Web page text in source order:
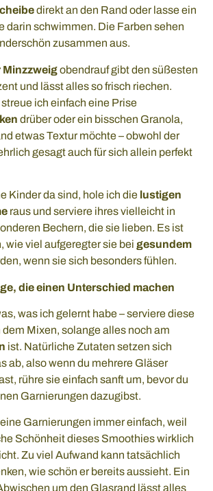
direkt an den Rand oder lasse ein
darin schwimmen. Die Farben sehen
zusammen aus.
Minzzweigobendrauf gibt den süßesten
und lässt alles so frisch riechen.
ich einfach eine Prise
drüber oder ein bisschen Granola,
etwas Textur möchte – obwohl der
gesagt auch für sich allein perfekt
Kinder da sind, hole ich die lustigen
raus und serviere ihres vielleicht in
Bechern, die sie lieben. Es ist
wie viel aufgeregter sie bei gesundem
wenn sie sich besonders fühlen.
die einen Unterschied machen
was ich gelernt habe – serviere diese
dem Mixen, solange alles noch am
ist. Natürliche Zutaten setzen sich
ab, also wenn du mehrere Gläser
rühre sie einfach sanft um, bevor du
Garnierungen dazugibst.
Garnierungen immer einfach, weil
Schönheit dieses Smoothies wirklich
Zu viel Aufwand kann tatsächlich
wie schön er bereits aussieht. Ein
um den Glasrand lässt alles